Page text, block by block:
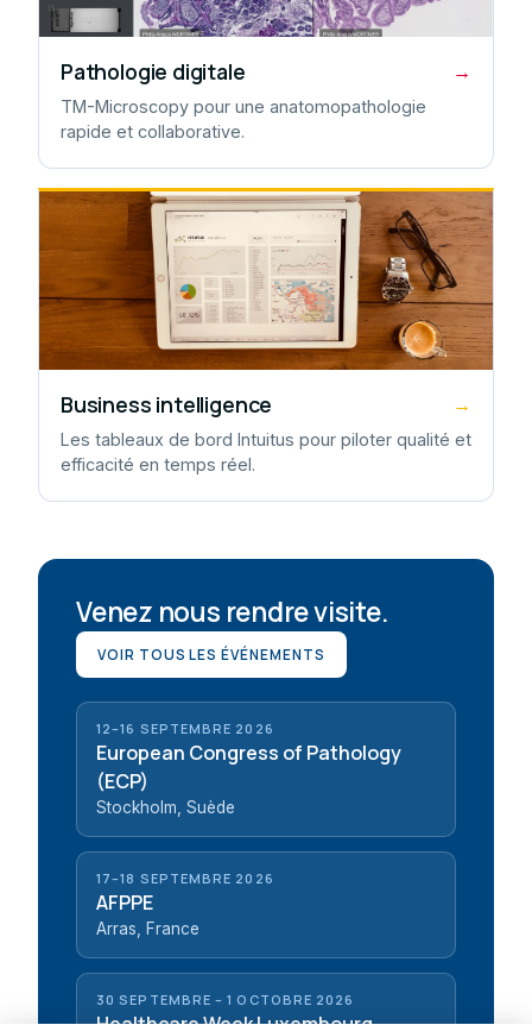
Pathologie digitale →
TM-Microscopy pour une anatomopathologie
rapide et collaborative.
Business intelligence →
Les tableaux de bord Intuitus pour piloter qualité et
efficacité en temps réel.
Venez nous rendre visite.
VOIR TOUS LES ÉVÉNEMENTS
12–16 SEPTEMBRE 2026
European Congress of Pathology
(ECP)
Stockholm, Suède
17–18 SEPTEMBRE 2026
AFPPE
Arras, France
30 SEPTEMBRE – 1 OCTOBRE 2026